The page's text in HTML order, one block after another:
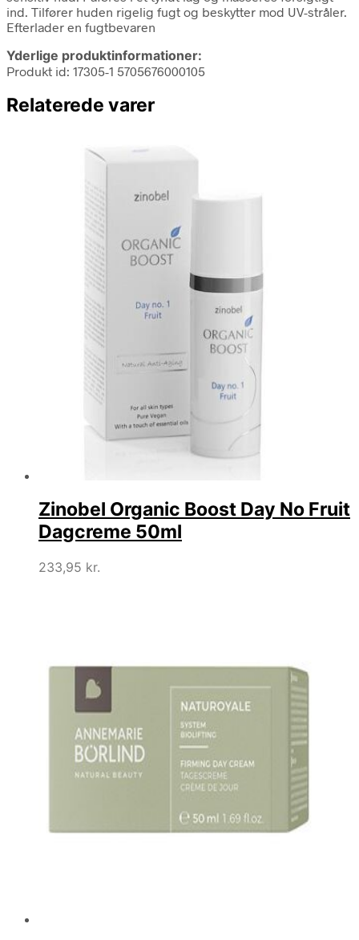
ind. Tilfører huden rigelig fugt og beskytter mod UV-stråler.
Efterlader en fugtbevaren
Yderlige produktinformationer:
Produkt id: 17305-1 5705676000105
Relaterede varer
Zinobel Organic Boost Day No Fruit
Dagcreme 50ml
233,95 kr.